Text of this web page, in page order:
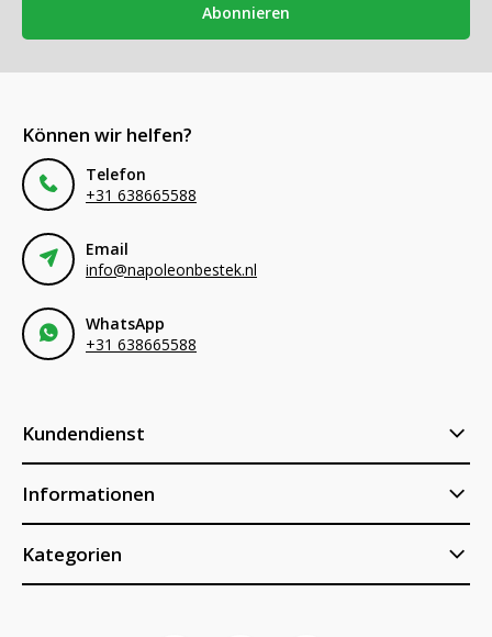
Abonnieren
Können wir helfen?
Telefon
+31 638665588
Email
info@napoleonbestek.nl
WhatsApp
+31 638665588
Kundendienst
Informationen
Kategorien